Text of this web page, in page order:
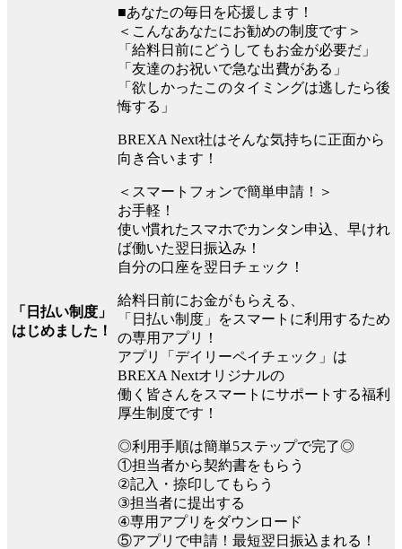
「日払い制度」
はじめました！
■あなたの毎日を応援します！
＜こんなあなたにお勧めの制度です＞
「給料日前にどうしてもお金が必要だ」
「友達のお祝いで急な出費がある」
「欲しかったこのタイミングは逃したら後
悔する」
BREXA Next社はそんな気持ちに正面から
向き合います！
＜スマートフォンで簡単申請！＞
お手軽！
使い慣れたスマホでカンタン申込、早けれ
ば働いた翌日振込み！
自分の口座を翌日チェック！
給料日前にお金がもらえる、
「日払い制度」をスマートに利用するため
の専用アプリ！
アプリ「デイリーペイチェック」は
BREXA Nextオリジナルの
働く皆さんをスマートにサポートする福利
厚生制度です！
◎利用手順は簡単5ステップで完了◎
①担当者から契約書をもらう
②記入・捺印してもらう
③担当者に提出する
④専用アプリをダウンロード
⑤アプリで申請！最短翌日振込まれる！